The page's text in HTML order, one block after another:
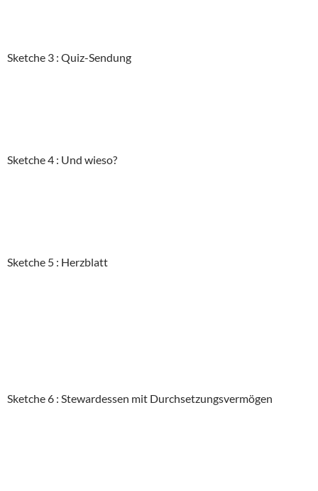
Sketche 3 : Quiz-Sendung
Sketche 4 : Und wieso?
Sketche 5 : Herzblatt
Sketche 6 : Stewardessen mit Durchsetzungsvermögen